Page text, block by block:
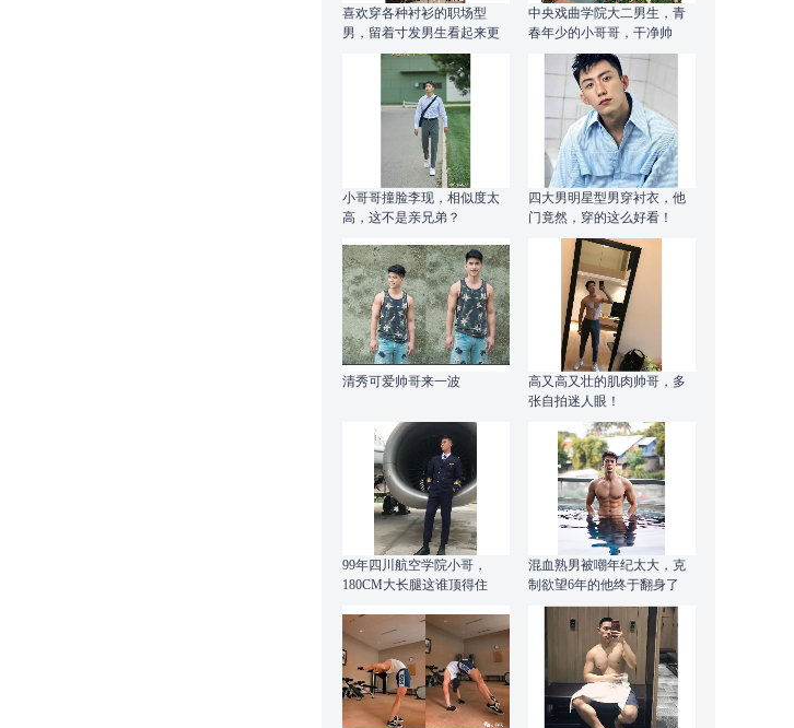
喜欢穿各种衬衫的职场型
男，留着寸发男生看起来更
加的阳光帅气！
中央戏曲学院大二男生，青
春年少的小哥哥，干净帅
气！
小哥哥撞脸李现，相似度太
高，这不是亲兄弟？
四大男明星型男穿衬衣，他
门竟然，穿的这么好看！
清秀可爱帅哥来一波
高又高又壮的肌肉帅哥，多
张自拍迷人眼！
99年四川航空学院小哥，
180CM大长腿这谁顶得住
混血熟男被嘲年纪太大，克
制欲望6年的他终于翻身了